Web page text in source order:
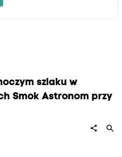
szlaku w
Smok Astronom przy
share search